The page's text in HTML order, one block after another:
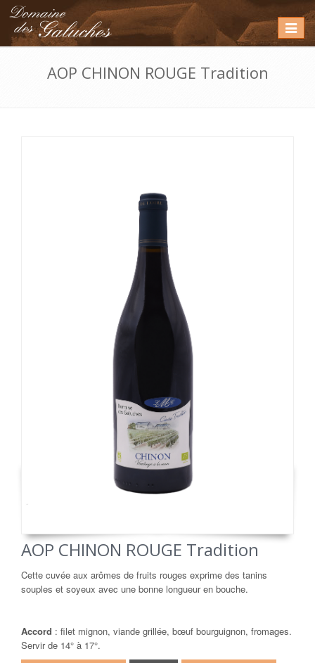
Toggle
AOP CHINON ROUGE Tradition
AOP CHINON ROUGE Tradition
Cette cuvée aux arômes de fruits rouges exprime des tanins
souples et soyeux avec une bonne longueur en bouche.
Accord : filet mignon, viande grillée, bœuf bourguignon, fromages.
Servir de 14° à 17°.